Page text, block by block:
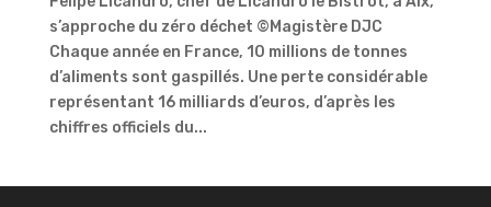
s’approche du zéro déchet ©Magistère DJC
Chaque année en France, 10 millions de tonnes
d’aliments sont gaspillés. Une perte considérable
représentant 16 milliards d’euros, d’après les
chiffres officiels du...